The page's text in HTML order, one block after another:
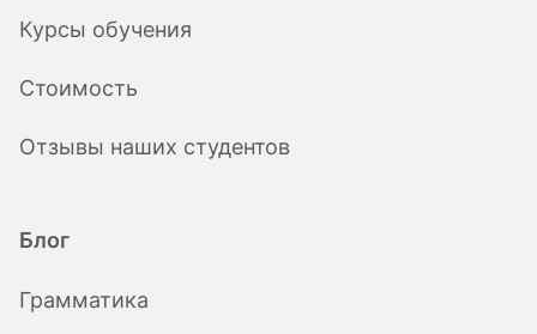
Курсы обучения
Стоимость
Отзывы наших студентов
Блог
Грамматика